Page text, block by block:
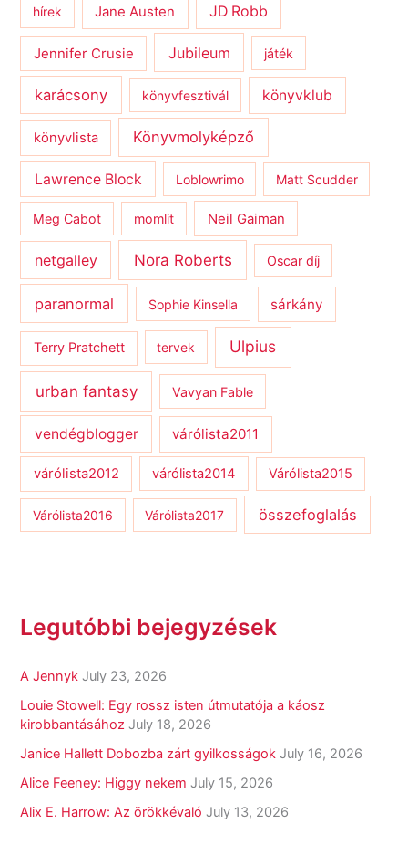
hírek Jane Austen JD Robb
Jennifer Crusie Jubileum játék
karácsony könyvfesztivál könyvklub
könyvlista Könyvmolyképző
Lawrence Block Loblowrimo Matt Scudder
Meg Cabot momlit Neil Gaiman
netgalley Nora Roberts Oscar díj
paranormal Sophie Kinsella sárkány
Terry Pratchett tervek Ulpius
urban fantasy Vavyan Fable
vendégblogger várólista2011
várólista2012 várólista2014 Várólista2015
Várólista2016 Várólista2017 összefoglalás
Legutóbbi bejegyzések
A Jennyk July 23, 2026
Louie Stowell: Egy ​rossz isten útmutatója a káosz
kirobbantásához July 18, 2026
Janice Hallett Dobozba zárt gyilkosságok July 16, 2026
Alice Feeney: Higgy nekem July 15, 2026
Alix E. Harrow: Az örökkévaló July 13, 2026